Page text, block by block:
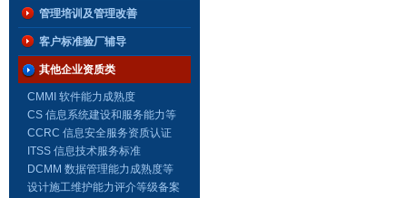
管理培训及管理改善
客户标准验厂辅导
其他企业资质类
CMMI 软件能力成熟度
CS 信息系统建设和服务能力等
级
CCRC 信息安全服务资质认证
证书
ITSS 信息技术服务标准
DCMM 数据管理能力成熟度等
级证书
设计施工维护能力评介等级备案